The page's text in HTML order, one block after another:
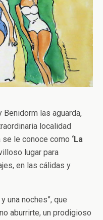
Benidorm las aguarda,
localidad
se le conoce como ‘La
lugar para
en las cálidas y
una noches”, que
aburrirte, un prodigioso